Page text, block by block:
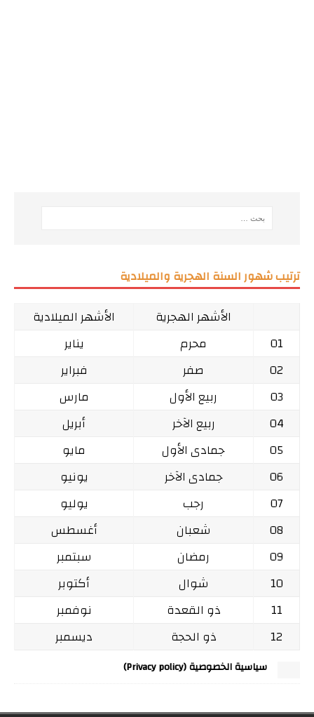
ترتيب شهور السنة الهجرية والميلادية
الأشهر الهجرية
الأشهر الميلادية
01
محرم
يناير
02
صفر
فبراير
03
ربيع الأول
مارس
04
ربيع الآخر
أبريل
05
جمادى الأول
مايو
06
جمادى الآخر
يونيو
07
رجب
يوليو
08
شعبان
أغسطس
09
رمضان
سبتمبر
10
شوال
أكتوبر
11
ذو القعدة
نوفمبر
12
ذو الحجة ديسمبر
سياسية الخصوصية (Privacy policy)